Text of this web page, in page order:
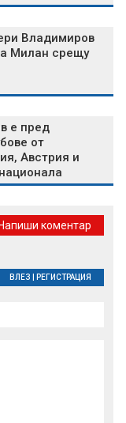
Владимиров
Милан срещу
е пред
от
Австрия и
Напиши коментар
ВЛЕЗ РЕГИСТРАЦИЯ